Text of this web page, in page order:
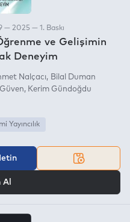
— 2025 — 1. Baskı
ve Gelişimin
Deneyim
Nalçacı
Bilal Duman
Kerim Gündoğdu
Yayıncılık
Al